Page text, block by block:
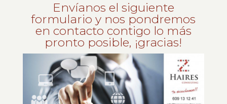
Envíanos el siguiente
formulario y nos pondremos
en contacto contigo lo más
pronto posible, ¡gracias!